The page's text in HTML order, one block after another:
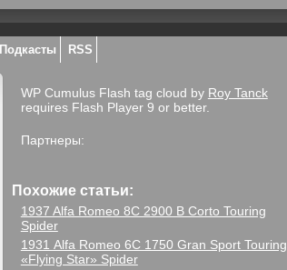
Подкасты RSS
WP Cumulus Flash tag cloud by Roy Tanck
requires Flash Player 9 or better.
Партнеры:
Похожие статьи:
1937 Alfa Romeo 8C 2900 B Corto Touring
Spider
1931 Alfa Romeo 6C 1750 Gran Sport Touring
«Flying Star» Spider